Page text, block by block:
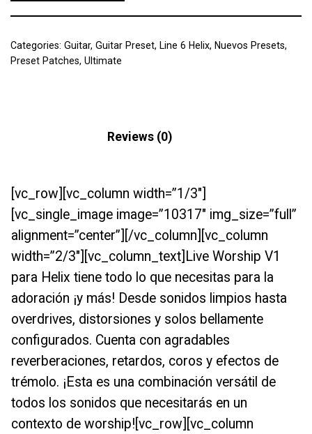
Categories: Guitar, Guitar Preset, Line 6 Helix, Nuevos Presets,
Preset Patches, Ultimate
Reviews (0)
[vc_row][vc_column width=”1/3″]
[vc_single_image image=”10317″ img_size=”full”
alignment=”center”][/vc_column][vc_column
width=”2/3″][vc_column_text]Live Worship V1
para Helix tiene todo lo que necesitas para la
adoración ¡y más! Desde sonidos limpios hasta
overdrives, distorsiones y solos bellamente
configurados. Cuenta con agradables
reverberaciones, retardos, coros y efectos de
trémolo. ¡Esta es una combinación versátil de
todos los sonidos que necesitarás en un
contexto de worship![vc_row][vc_column